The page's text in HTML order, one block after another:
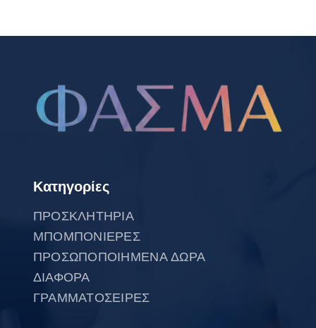
Κατηγορίες
ΠΡΟΣΚΛΗΤΗΡΙΑ
ΜΠΟΜΠΟΝΙΕΡΕΣ
ΠΡΟΣΩΠΟΠΟΙΗΜΕΝΑ ΔΩΡΑ
ΔΙΑΦΟΡΑ
ΓΡΑΜΜΑΤΟΣΕΙΡΕΣ